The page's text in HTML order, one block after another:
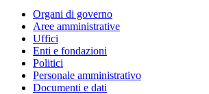
Organi di governo
Aree amministrative
Uffici
Enti e fondazioni
Politici
Personale amministrativo
Documenti e dati